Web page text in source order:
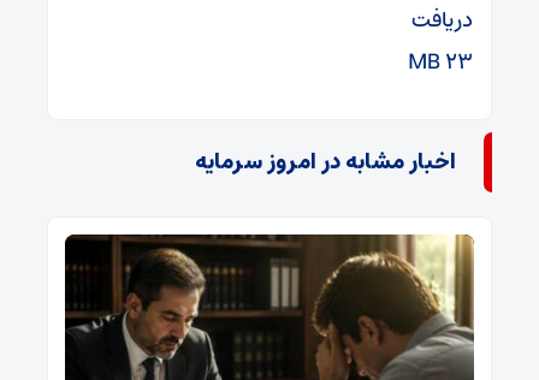
دریافت
۲۳ MB
اخبار مشابه در امروز سرمایه